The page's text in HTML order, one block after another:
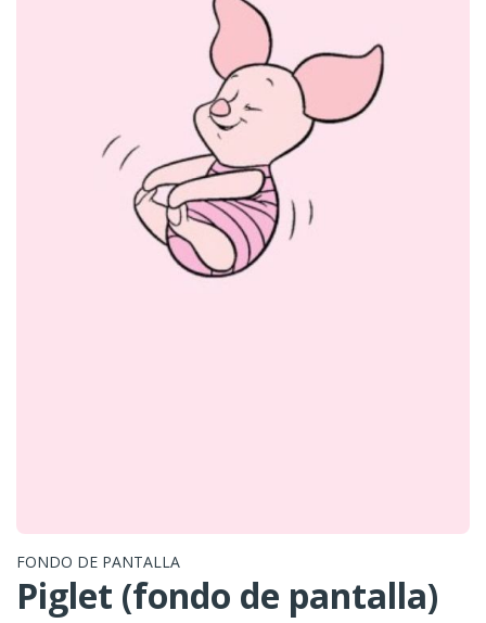
FONDO DE PANTALLA
Piglet (fondo de pantalla)